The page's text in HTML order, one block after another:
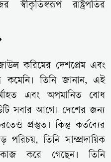
স্বীকৃতিস্বরূপ রাষ্ট্রপতির
করিমের দেশপ্রেম এবং
কমেনি। তিনি জানান, এই
এবং অপমানিত বোধ
সবার আগে। দেশের জন্য
প্রস্তুত। কিন্তু কর্তব্যের
তিনি সাম্প্রদায়িক
করে গেছেন। তিনি